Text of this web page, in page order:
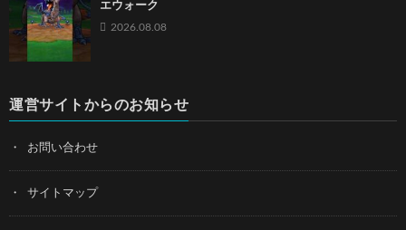
エウォーク
2026.08.08
運営サイトからのお知らせ
お問い合わせ
サイトマップ